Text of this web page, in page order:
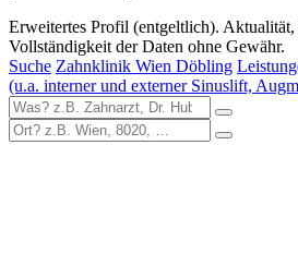
Erweitertes Profil (entgeltlich).
Vollständigkeit der Daten ohne Gewähr.
Suche Zahnklinik Wien Döbling
(u.a. interner und externer Sinuslift,